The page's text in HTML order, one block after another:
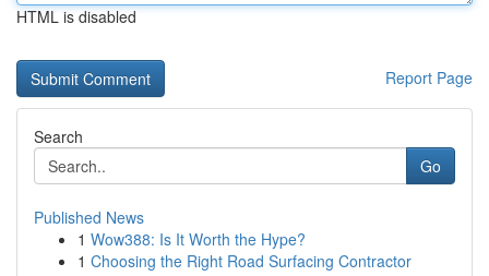
HTML is disabled
Report Page
Search
Go
Published News
1 Wow388: Is It Worth the Hype?
1 Choosing the Right Road Surfacing Contractor